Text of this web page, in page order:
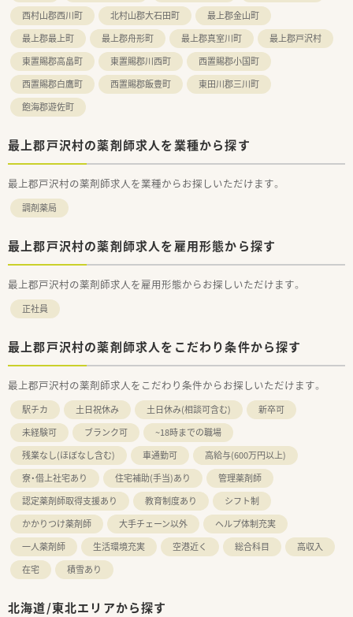
西村山郡西川町 北村山郡大石田町
最上郡金山町
最上郡最上町
最上郡舟形町 最上郡真室川町
最上郡戸沢村
東置賜郡高畠町
東置賜郡川西町
西置賜郡小国町
西置賜郡白鷹町
西置賜郡飯豊町
東田川郡三川町
飽海郡遊佐町
最上郡戸沢村の薬剤師求人を業種から探す
最上郡戸沢村の薬剤師求人を業種からお探しいただけます。
調剤薬局
最上郡戸沢村の薬剤師求人を雇用形態から探す
最上郡戸沢村の薬剤師求人を雇用形態からお探しいただけます。
正社員
最上郡戸沢村の薬剤師求人をこだわり条件から探す
最上郡戸沢村の薬剤師求人をこだわり条件からお探しいただけます。
駅チカ 土日祝休み 土日休み(相談可含む)
新卒可
未経験可
ブランク可
~18時までの職場
残業なし(ほぼなし含む)
車通勤可
高給与(600万円以上)
寮・借上社宅あり
住宅補助(手当)あり
管理薬剤師
認定薬剤師取得支援あり
教育制度あり
シフト制
かかりつけ薬剤師
大手チェーン以外
ヘルプ体制充実
一人薬剤師
生活環境充実 空港近く 総合科目
高収入
在宅
積雪あり
北海道/東北エリアから探す